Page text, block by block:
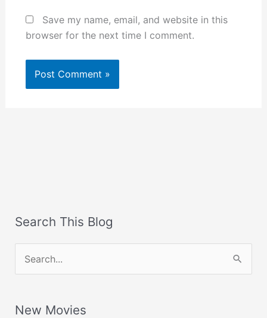
Save my name, email, and website in this
browser for the next time I comment.
Search This Blog
e
r
New Movies